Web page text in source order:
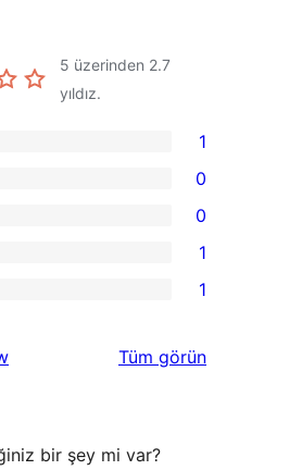
5 üzerinden 2.7
yıldız.
1
0
0
1
1
Tüm değerlendirmeleri
görün
bir şey mi var?